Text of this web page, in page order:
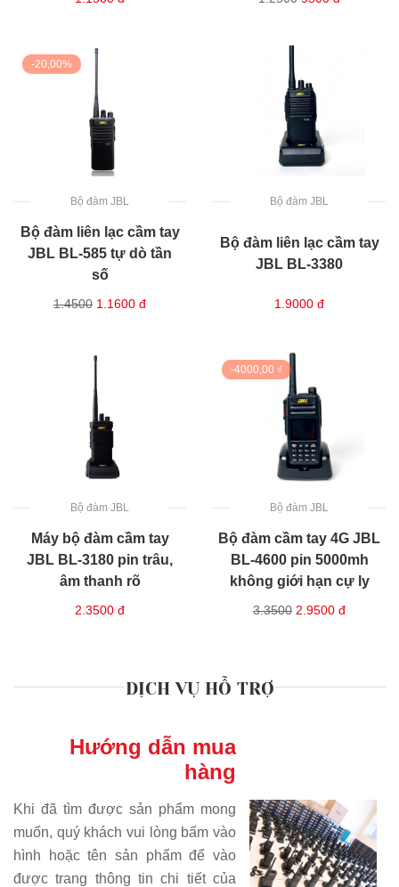
-20,00%
Bộ đàm JBL
Bộ đàm liên lạc cầm tay
JBL BL-585 tự dò tần
số
1.4500 1.1600 đ
Bộ đàm JBL
Bộ đàm liên lạc cầm tay
JBL BL-3380
1.9000 đ
Bộ đàm JBL
Máy bộ đàm cầm tay
JBL BL-3180 pin trâu,
âm thanh rõ
2.3500 đ
-4000,00 ₫
Bộ đàm JBL
Bộ đàm cầm tay 4G JBL
BL-4600 pin 5000mh
không giới hạn cự ly
3.3500 2.9500 đ
DỊCH VỤ HỖ TRỢ
Hướng dẫn mua
hàng
Khi đã tìm được sản phẩm mong
muốn, quý khách vui lòng bấm vào
hình hoặc tên sản phẩm để vào
được trang thông tin chi tiết của